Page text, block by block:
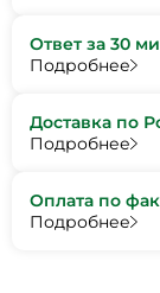
Ответ за 30
Подробнее
Доставка по
Подробнее
Оплата по
Подробнее